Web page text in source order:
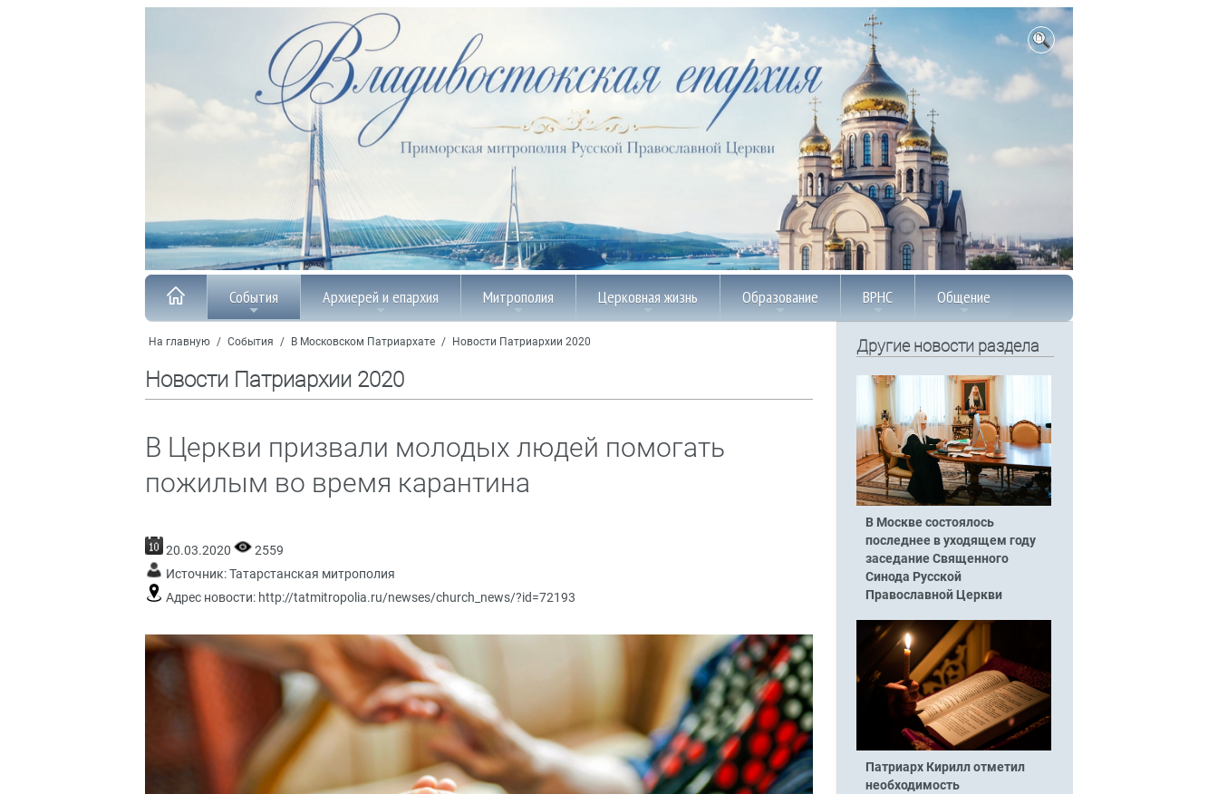
События Архиерей и епархия Митрополия Церковная жизнь Образование ВРНС Общение
На главную / События / В Московском Патриархате / Новости Патриархии 2020
Новости Патриархии 2020
В Церкви призвали молодых людей помогать
пожилым во время карантина
20.03.2020
2559
Источник:Татарстанская митрополия
Адрес новости: http://tatmitropolia.ru/newses/church_news/?id=72193
Другие новости раздела
В Москве состоялось
последнее в уходящем году
заседание Священного
Синода Русской
Православной Церкви
Патриарх Кирилл отметил
необходимость